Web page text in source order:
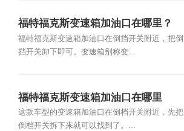
福特福克斯变速箱加油口在哪里？
福特福克斯变速箱加油口在倒挡开关附近，把倒
挡开关卸下即可。变速箱别称变...
福特福克斯变速箱加油口在哪里
这款车型的变速箱加油口在倒档开关附近，先把
倒档开关拆下来就可以找到了。...